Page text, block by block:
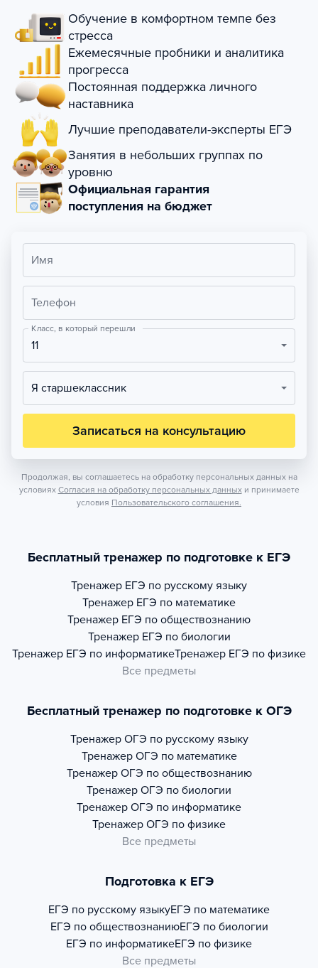
Обучение в комфортном темпе без
стресса
Ежемесячные пробники и аналитика
прогресса
Постоянная поддержка личного
наставника
Лучшие преподаватели-эксперты ЕГЭ
Занятия в небольших группах по
уровню
Официальная гарантия
поступления на бюджет
Имя
Телефон
Класс, в который перешли
11
Я старшеклассник
Записаться на консультацию
Продолжая, вы соглашаетесь на обработку персональных данных на
условиях Согласия на обработку персональных данных и принимаете
условия Пользовательского соглашения.
Бесплатный тренажер по подготовке к ЕГЭ
Тренажер ЕГЭ по русскому языку
Тренажер ЕГЭ по математике
Тренажер ЕГЭ по обществознанию
Тренажер ЕГЭ по биологии
Тренажер ЕГЭ по информатикеТренажер ЕГЭ по физике
Все предметы
Бесплатный тренажер по подготовке к ОГЭ
Тренажер ОГЭ по русскому языку
Тренажер ОГЭ по математике
Тренажер ОГЭ по обществознанию
Тренажер ОГЭ по биологии
Тренажер ОГЭ по информатике
Тренажер ОГЭ по физике
Все предметы
Подготовка к ЕГЭ
ЕГЭ по русскому языкуЕГЭ по математике
ЕГЭ по обществознаниюЕГЭ по биологии
ЕГЭ по информатикеЕГЭ по физике
Все предметы